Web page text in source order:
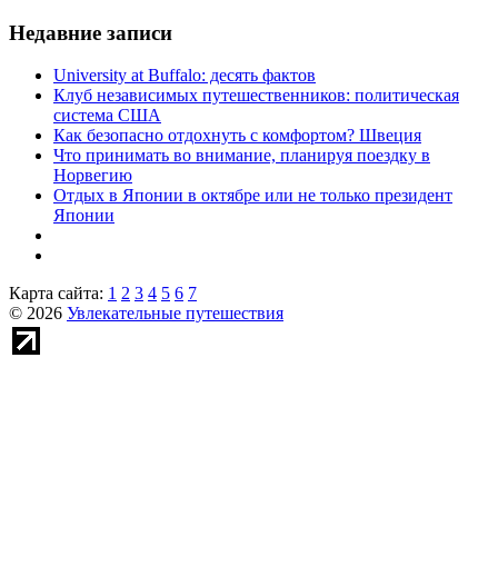
Недавние записи
University at Buffalo: десять фактов
Клуб независимых путешественников: политическая
система США
Как безопасно отдохнуть с комфортом? Швеция
Что принимать во внимание, планируя поездку в
Норвегию
Отдых в Японии в октябре или не только президент
Японии
Карта сайта: 1 2 3 4 5 6 7
© 2026 Увлекательные путешествия